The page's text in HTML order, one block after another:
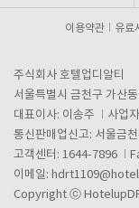
이용약관 유료
주식회사 호텔업디알티
서울특별시 금천구 가산
대표이사: 이송주
사업
통신판매업신고: 서울금
고객센터: 1644-7896
이메일:
Copyright ⓒ